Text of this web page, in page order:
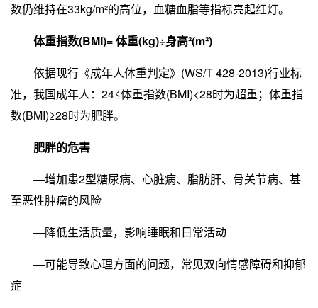
数仍维持在33kg/m²的高位，血糖血脂等指标亮起红灯。
体重指数(BMI)= 体重(kg)÷身高²(m²)
依据现行《成年人体重判定》(WS/T 428-2013)行业标
准，我国成年人：24≤体重指数(BMI)<28时为超重；体重指
数(BMI)≥28时为肥胖。
肥胖的危害
—增加患2型糖尿病、心脏病、脂肪肝、骨关节病、甚
至恶性肿瘤的风险
—降低生活质量，影响睡眠和日常活动
—可能导致心理方面的问题，常见双向情感障碍和抑郁
症